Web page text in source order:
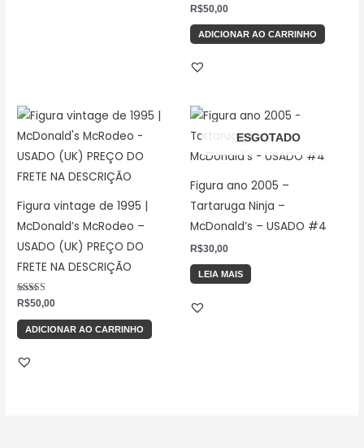
Avaliação
5.00
de 5
R$50,00
ADICIONAR AO CARRINHO
Figura vintage de 1995 |
McDonald’s McRodeo –
USADO (UK) PREÇO DO
FRETE NA DESCRIÇÃO
Avaliação
5.00
de 5
R$50,00
ADICIONAR AO CARRINHO
ESGOTADO
Figura ano 2005 –
Tartaruga Ninja –
McDonald’s – USADO #4
R$30,00
LEIA MAIS